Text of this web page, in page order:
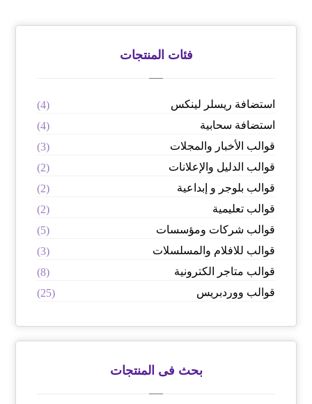
فئات المنتجات
استضافة ريسلر لينكس
(4)
استضافة سحابية
(4)
قوالب الأخبار والمجلات
(3)
قوالب الدليل والإعلانات
(2)
قوالب بلوجر و إبداعية
(2)
قوالب تعليمية
(2)
قوالب شركات ومؤسسات
(5)
قوالب للافلام والمسلسلات
(3)
قوالب متاجر الكترونية
(8)
قوالب ووردبريس
(25)
بحث فى المنتجات